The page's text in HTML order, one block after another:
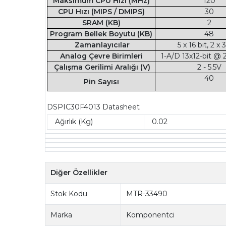
CPU Hızı (MIPS / DMIPS)
30
SRAM (KB)
2
Program Bellek Boyutu (KB)
48
Zamanlayıcılar
5 x 16 bit, 2 x
Analog Çevre Birimleri
1-A/D 13x12-bit @
Çalışma Gerilimi Aralığı (V)
2 - 5.5V
Pin Sayısı
40
DSPIC30F4013 Datasheet
Ağırlık (Kg)
0.02
Diğer Özellikler
Stok Kodu MTR-33490
Marka Komponentci